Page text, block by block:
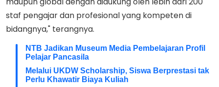
staf pengajar dan profesional yang kompeten di
bidangnya," terangnya.
NTB Jadikan Museum Media Pembelajaran Profil
Pelajar Pancasila
Melalui UKDW Scholarship, Siswa Berprestasi tak
Perlu Khawatir Biaya Kuliah